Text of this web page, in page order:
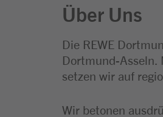
Über Uns
Die REWE
Dortmund-Asseln.
setzen wir auf
Wir betonen